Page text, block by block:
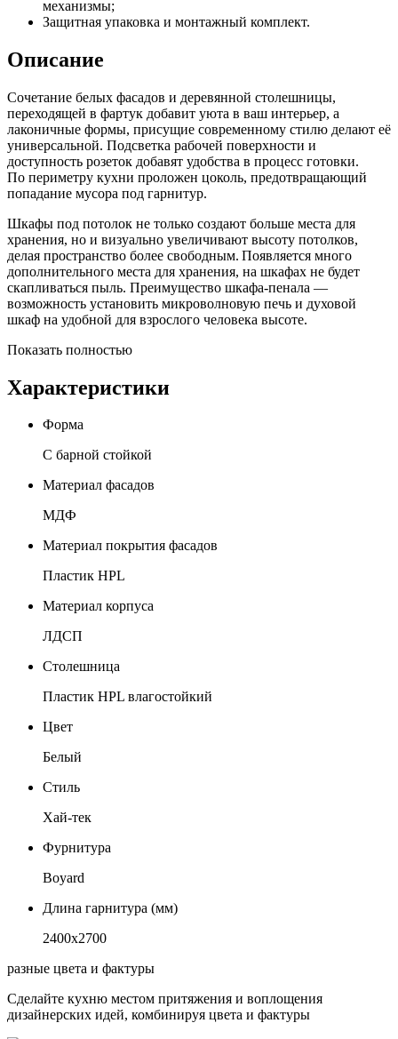
механизмы;
Защитная упаковка и монтажный комплект.
Описание
Сочетание белых фасадов и деревянной столешницы,
переходящей в фартук добавит уюта в ваш интерьер, а
лаконичные формы, присущие современному стилю делают её
универсальной. Подсветка рабочей поверхности и
доступность розеток добавят удобства в процесс готовки.
По периметру кухни проложен цоколь, предотвращающий
попадание мусора под гарнитур.
Шкафы под потолок не только создают больше места для
хранения, но и визуально увеличивают высоту потолков,
делая пространство более свободным. Появляется много
дополнительного места для хранения, на шкафах не будет
скапливаться пыль. Преимущество шкафа-пенала —
возможность установить микроволновую печь и духовой
шкаф на удобной для взрослого человека высоте.
Показать полностью
Характеристики
Форма
С барной стойкой
Материал фасадов
МДФ
Материал покрытия фасадов
Пластик HPL
Материал корпуса
ЛДСП
Столешница
Пластик HPL влагостойкий
Цвет
Белый
Стиль
Хай-тек
Фурнитура
Boyard
Длина гарнитура (мм)
2400х2700
разные цвета и фактуры
Сделайте кухню местом притяжения и воплощения
дизайнерских идей, комбинируя цвета и фактуры